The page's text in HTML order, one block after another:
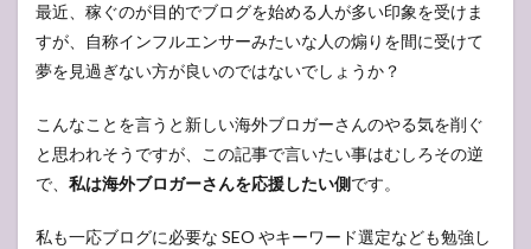
最近、稼ぐのが目的でブログを始める人が多い印象を受けま
すが、自称インフルエンサーみたいな人の煽りを間に受けて
夢を見過ぎない方が良いのではないでしょうか？
こんなことを言うと新しい海外ブロガーさんのやる気を削ぐ
と思われそうですが、この記事で言いたい事はむしろその逆
で、 私は海外ブロガーさんを応援したい側です。
私も一応ブログに必要な SEO やキーワード選定なども勉強し